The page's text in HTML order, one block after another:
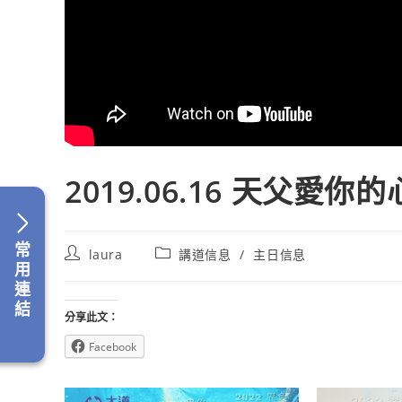
2019.06.16 天父愛你的
Postlaura
Post講道信息 / 主日信息
分享此文：
Facebook
常
用
連
結